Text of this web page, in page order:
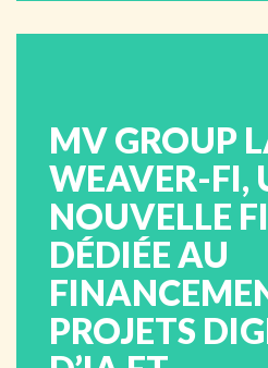
MV GROUP
WEAVER-FI,
NOUVELLE
DÉDIÉE AU
PROJETS